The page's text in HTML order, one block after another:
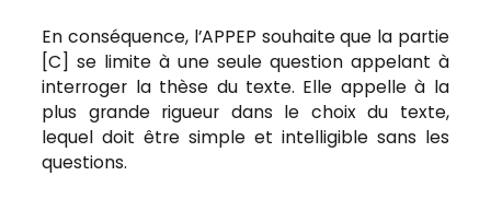
En conséquence, l’APPEP souhaite que la partie
[C] se limite à une seule question appelant à
interroger la thèse du texte. Elle appelle à la
plus grande rigueur dans le choix du texte,
lequel doit être simple et intelligible sans les
questions.